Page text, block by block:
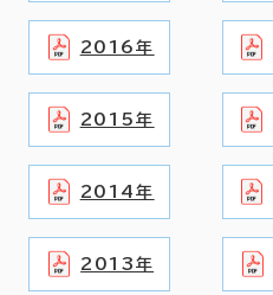
2016年
2015年
2014年
2013年